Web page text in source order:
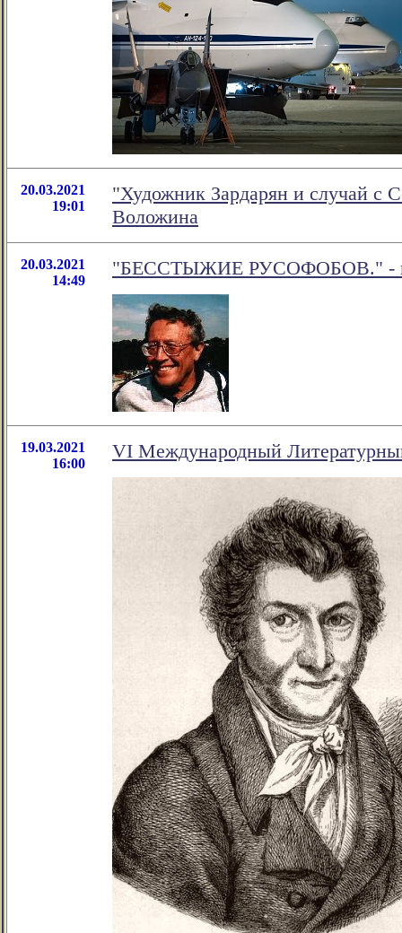
20.03.2021
19:01
"Художник Зардарян и случай с
Воложина
20.03.2021
14:49
"БЕССТЫЖИЕ РУСОФОБОВ." -
19.03.2021
16:00
VI Международный